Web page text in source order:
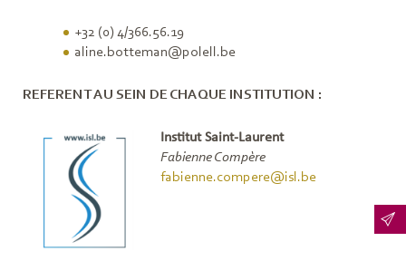
+32 (0) 4/366.56.19
aline.botteman@polell.be
REFERENT AU SEIN DE CHAQUE INSTITUTION :
Institut Saint-Laurent
Fabienne Compère
fabienne.compere@isl.be